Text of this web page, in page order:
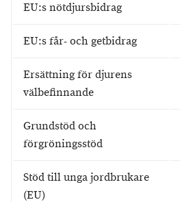
EU:s nötdjursbidrag
EU:s får- och getbidrag
Ersättning för djurens
välbefinnande
Grundstöd och
förgröningsstöd
Stöd till unga jordbrukare
(EU)